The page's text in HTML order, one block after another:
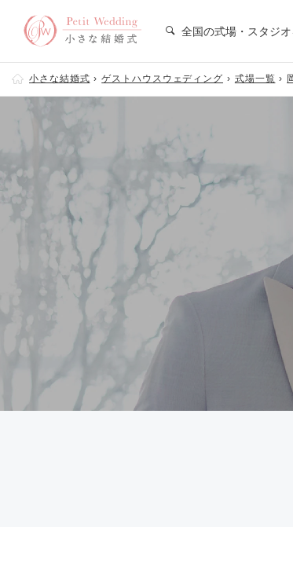
全国の式場・スタジ
小さな結婚式 ゲストハウスウェディング 式場一覧